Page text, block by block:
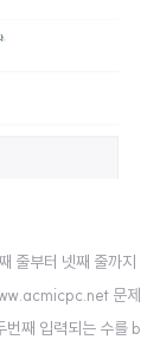
부터 넷째 줄까지
문제
번째 입력되는 수를 b